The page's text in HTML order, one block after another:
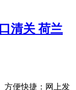
清关 荷兰
方便快捷：网上发